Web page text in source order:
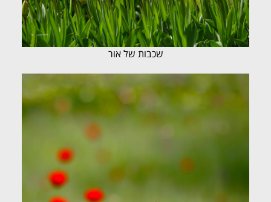
שכבות של אור